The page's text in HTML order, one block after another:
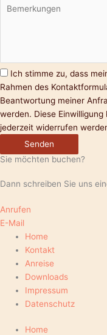
Ich stimme zu, dass
Rahmen des
Beantwortung meiner
werden. Diese
jederzeit widerrufen
Senden
Sie möchten buchen?
Dann schreiben Sie uns
Anrufen
E-Mail
Home
Kontakt
Anreise
Downloads
Impressum
Datenschutz
Home